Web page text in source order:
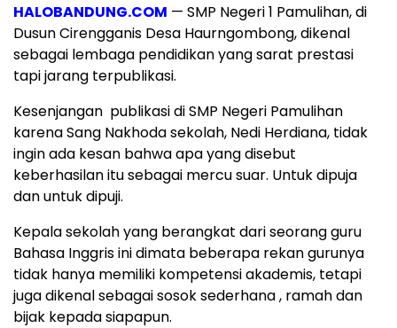
HALOBANDUNG.COM — SMP Negeri 1 Pamulihan, di
Dusun Cirengganis Desa Haurngombong, dikenal
sebagai lembaga pendidikan yang sarat prestasi
tapi jarang terpublikasi.
Kesenjangan publikasi di SMP Negeri Pamulihan
karena Sang Nakhoda sekolah, Nedi Herdiana, tidak
ingin ada kesan bahwa apa yang disebut
keberhasilan itu sebagai mercu suar. Untuk dipuja
dan untuk dipuji.
Kepala sekolah yang berangkat dari seorang guru
Bahasa Inggris ini dimata beberapa rekan gurunya
tidak hanya memiliki kompetensi akademis, tetapi
juga dikenal sebagai sosok sederhana , ramah dan
bijak kepada siapapun.